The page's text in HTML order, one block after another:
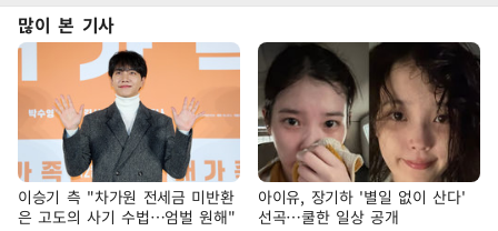
많이 본 기사
이승기 측 "차가원 전세금 미반환
은 고도의 사기 수법…엄벌 원해"
아이유, 장기하 '별일 없이 산다'
선곡…쿨한 일상 공개